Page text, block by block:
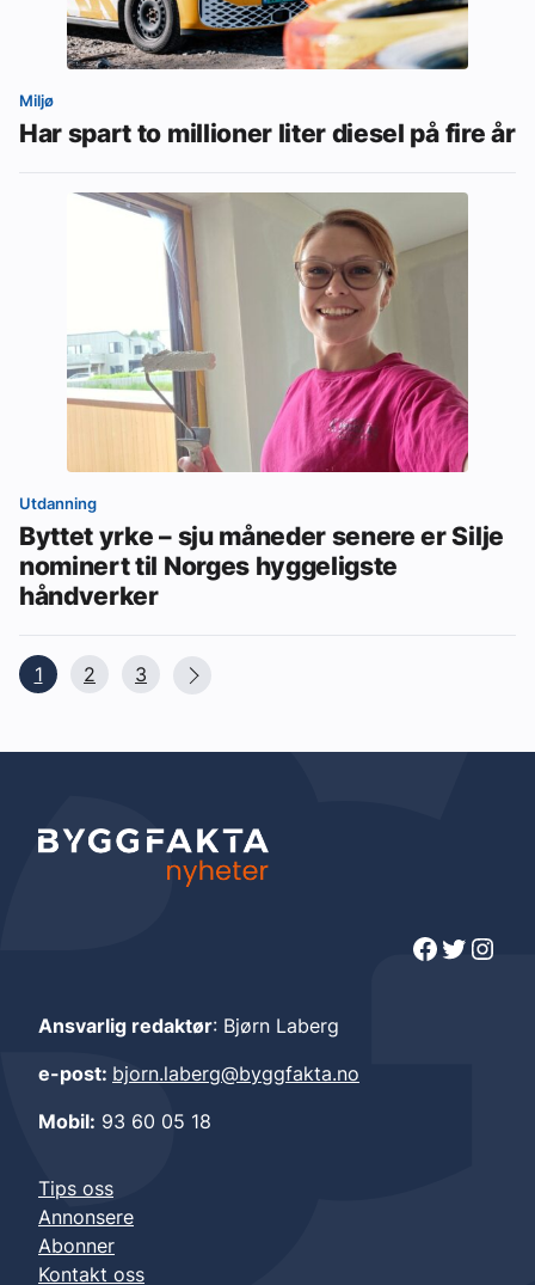
Miljø
Har spart to millioner liter diesel på fire år
Utdanning
Byttet yrke – sju måneder senere er Silje
nominert til Norges hyggeligste
håndverker
1 2 3
Facebook Twitter Instagram
Ansvarlig redaktør: Bjørn Laberg
e-post: bjorn.laberg@byggfakta.no
Mobil: 93 60 05 18
Tips oss
Annonsere
Abonner
Kontakt oss